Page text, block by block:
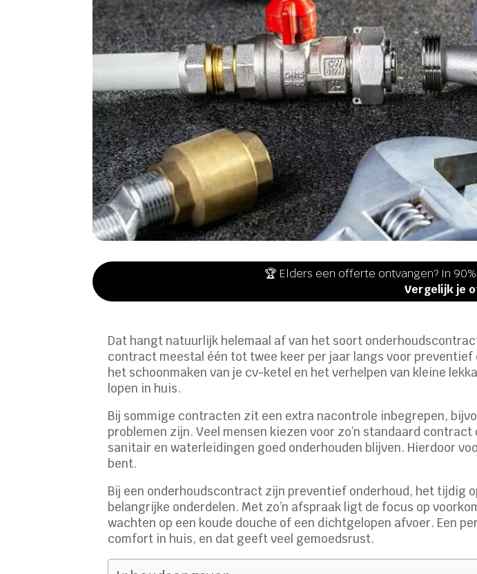
🏆 Elders een offerte ontvangen? In
Vergelijk je
Dat hangt natuurlijk helemaal af van het soort
contract meestal één tot twee keer per jaar langs voor
het schoonmaken van je cv-ketel en het verhelpen van kleine
lopen in huis.
Bij sommige contracten zit een extra nacontrole inbegrepen,
problemen zijn. Veel mensen kiezen voor zo’n standaard
sanitair en waterleidingen goed onderhouden blijven. Hierdoor
bent.
Bij een onderhoudscontract zijn preventief onderhoud, het tijdig
belangrijke onderdelen. Met zo’n afspraak ligt de focus op
wachten op een koude douche of een dichtgelopen afvoer. Een
comfort in huis, en dat geeft veel gemoedsrust.